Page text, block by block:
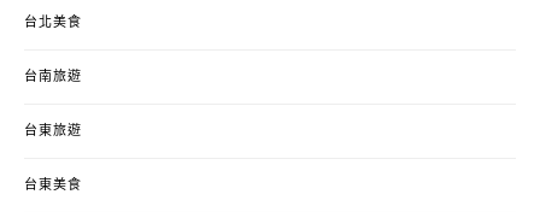
台北美食
台南旅遊
台東旅遊
台東美食